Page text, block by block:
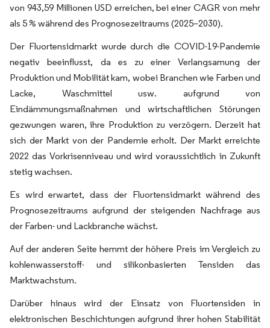
von 943,59 Millionen USD erreichen, bei einer CAGR von mehr
als 5 % während des Prognosezeitraums (2025–2030).
Der Fluortensidmarkt wurde durch die COVID-19-Pandemie
negativ beeinflusst, da es zu einer Verlangsamung der
Produktion und Mobilität kam, wobei Branchen wie Farben und
Lacke, Waschmittel usw. aufgrund von
Eindämmungsmaßnahmen und wirtschaftlichen Störungen
gezwungen waren, ihre Produktion zu verzögern. Derzeit hat
sich der Markt von der Pandemie erholt. Der Markt erreichte
2022 das Vorkrisenniveau und wird voraussichtlich in Zukunft
stetig wachsen.
Es wird erwartet, dass der Fluortensidmarkt während des
Prognosezeitraums aufgrund der steigenden Nachfrage aus
der Farben- und Lackbranche wächst.
Auf der anderen Seite hemmt der höhere Preis im Vergleich zu
kohlenwasserstoff- und silikonbasierten Tensiden das
Marktwachstum.
Darüber hinaus wird der Einsatz von Fluortensiden in
elektronischen Beschichtungen aufgrund ihrer hohen Stabilität